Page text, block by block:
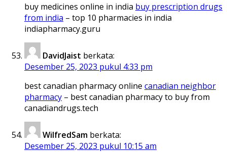
buy medicines online in india buy prescription drugs
from india – top 10 pharmacies in india
indiapharmacy.guru
DavidJaist berkata:
Desember 25, 2023 pukul 4:33 pm
best canadian pharmacy online canadian neighbor
pharmacy – best canadian pharmacy to buy from
canadiandrugs.tech
WilfredSam berkata:
Desember 25, 2023 pukul 10:15 am